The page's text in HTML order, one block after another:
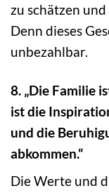
zu schätzen
Denn dieses
unbezahlbar.
8. „Die Familie
ist die
und die
abkommen.“
Die Werte und